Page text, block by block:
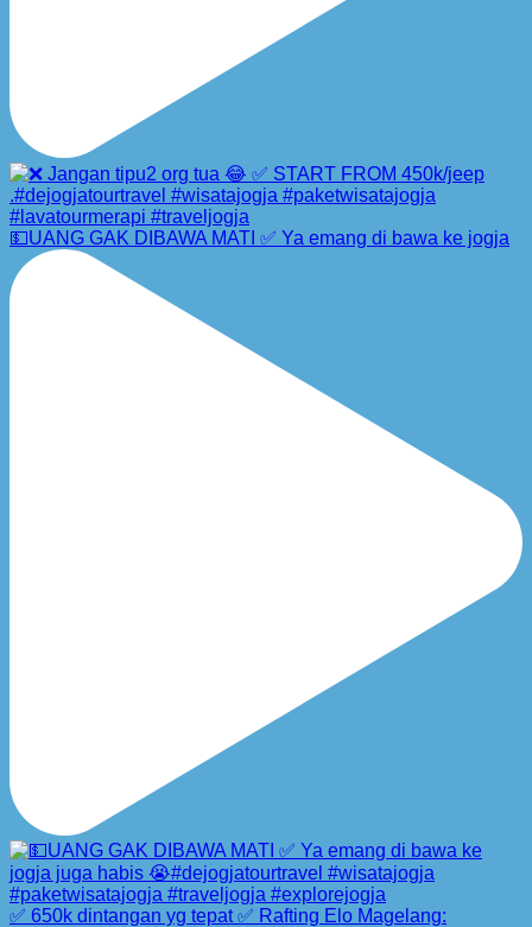
💵UANG GAK DIBAWA MATI ✅ Ya emang di bawa ke jogja
✅ 650k dintangan yg tepat ✅ Rafting Elo Magelang: